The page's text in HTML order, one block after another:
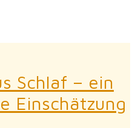
Schlaf – ein
Einschätzung